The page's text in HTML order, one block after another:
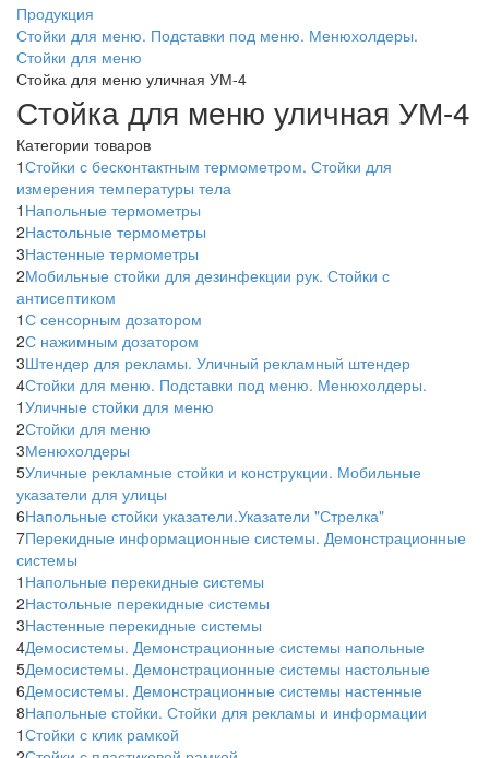
Продукция
Стойки для меню. Подставки под меню. Менюхолдеры.
Стойки для меню
Стойка для меню уличная УМ-4
Стойка для меню уличная УМ-4
Категории товаров
1Стойки с бесконтактным термометром. Стойки для
измерения температуры тела
1 Напольные термометры
2Настольные термометры
3Настенные термометры
2Мобильные стойки для дезинфекции рук. Стойки с
антисептиком
1С сенсорным дозатором
2С нажимным дозатором
3Штендер для рекламы. Уличный рекламный штендер
4Стойки для меню. Подставки под меню. Менюхолдеры.
1Уличные стойки для меню
2Стойки для меню
3Менюхолдеры
5Уличные рекламные стойки и конструкции. Мобильные
указатели для улицы
6Напольные стойки указатели.Указатели "Стрелка"
7Перекидные информационные системы. Демонстрационные
системы
1 Напольные перекидные системы
2Настольные перекидные системы
3Настенные перекидные системы
4Демосистемы. Демонстрационные системы напольные
5Демосистемы. Демонстрационные системы настольные
6Демосистемы. Демонстрационные системы настенные
8Напольные стойки. Стойки для рекламы и информации
1Стойки с клик рамкой